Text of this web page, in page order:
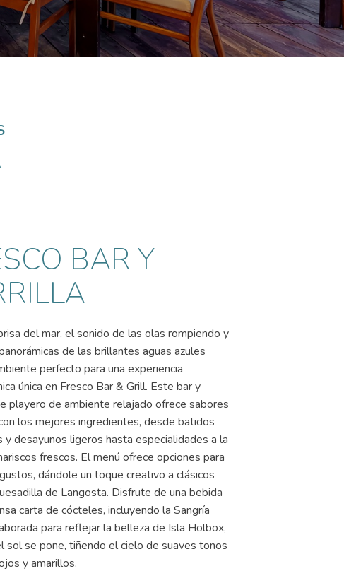
BAR Y
del mar, el sonido de las olas rompiendo y
de las brillantes aguas azules
perfecto para una experiencia
única en Fresco Bar & Grill. Este bar y
playero de ambiente relajado ofrece sabores
los mejores ingredientes, desde batidos
y desayunos ligeros hasta especialidades a la
frescos. El menú ofrece opciones para
dándole un toque creativo a clásicos
de Langosta. Disfrute de una bebida
carta de cócteles, incluyendo la Sangría
para reflejar la belleza de Isla Holbox,
sol se pone, tiñendo el cielo de suaves tonos
y amarillos.